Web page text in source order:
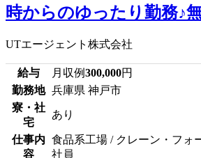
時からのゆったり勤務♪
UTエージェント株式会社
給与 月収例300,000円
勤務地 兵庫県 神戸市
寮・社
宅
あり
仕事内
容
食品系工場 / クレーン・フォ
社員